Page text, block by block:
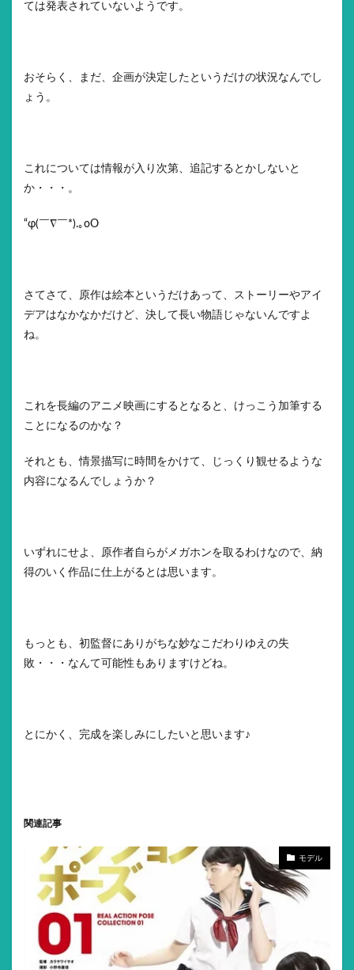
ては発表されていないようです。
おそらく、まだ、企画が決定したというだけの状況なんでし
ょう。
これについては情報が入り次第、追記するとかしないと
か・・・。
“φ(￣∇￣*).｡oO
さてさて、原作は絵本というだけあって、ストーリーやアイ
デアはなかなかだけど、決して長い物語じゃないんですよ
ね。
これを長編のアニメ映画にするとなると、けっこう加筆する
ことになるのかな？
それとも、情景描写に時間をかけて、じっくり観せるような
内容になるんでしょうか？
いずれにせよ、原作者自らがメガホンを取るわけなので、納
得のいく作品に仕上がるとは思います。
もっとも、初監督にありがちな妙なこだわりゆえの失
敗・・・なんて可能性もありますけどね。
とにかく、完成を楽しみにしたいと思います♪
関連記事
モデル